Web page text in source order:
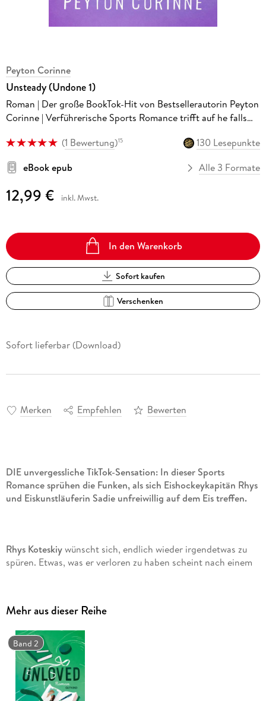
Peyton Corinne
Unsteady (Undone 1)
Roman | Der große BookTok-Hit von Bestsellerautorin Peyton
Corinne | Verführerische Sports Romance trifft auf he falls
(1 Bewertung)15
130 Lesepunkte
eBook epub
Alle 3 Formate
12,99 € inkl. Mwst.
In den Warenkorb
Sofort kaufen
Verschenken
Sofort lieferbar (Download)
Merken Empfehlen Bewerten
DIE unvergessliche TikTok-Sensation: In dieser Sports
Romance sprühen die Funken, als sich Eishockeykapitän Rhys
und Eiskunstläuferin Sadie unfreiwillig auf dem Eis treffen.
Rhys Koteskiywünscht sich, endlich wieder irgendetwas zu
spüren. Etwas, was er verloren zu haben scheint nach einem
Zukunft infrage stellen.
Sadie Brownhingegen fühlt immer viel zu viel. Mit einem
Berg an Schulden, dem Kampf um das Sorgerecht für ihre
kleinen Brüder und dem Druck, ihr Stipendium durch ihr
Mehr aus dieser Reihe
Band 2